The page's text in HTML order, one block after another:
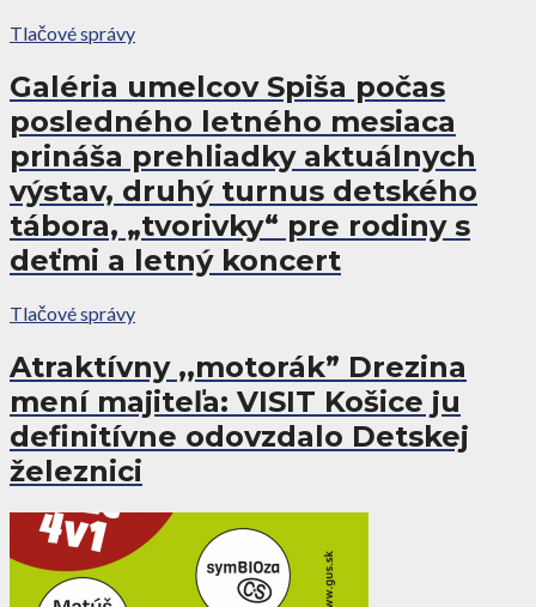
Tlačové správy
Galéria umelcov Spiša počas
posledného letného mesiaca
prináša prehliadky aktuálnych
výstav, druhý turnus detského
tábora, „tvorivky“ pre rodiny s
deťmi a letný koncert
Tlačové správy
Atraktívny ,,motorák” Drezina
mení majiteľa: VISIT Košice ju
definitívne odovzdalo Detskej
železnici